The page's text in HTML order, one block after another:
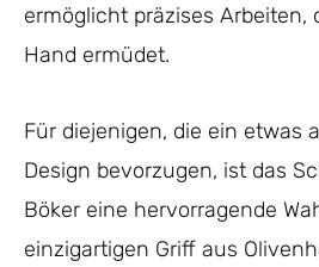
ermöglicht präzises Arbeiten,
Hand ermüdet.
Für diejenigen, die ein etwas
Design bevorzugen, ist das
Böker eine hervorragende
einzigartigen Griff aus